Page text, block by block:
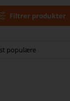
Høj kundetilfredshed
Filtrer produkter